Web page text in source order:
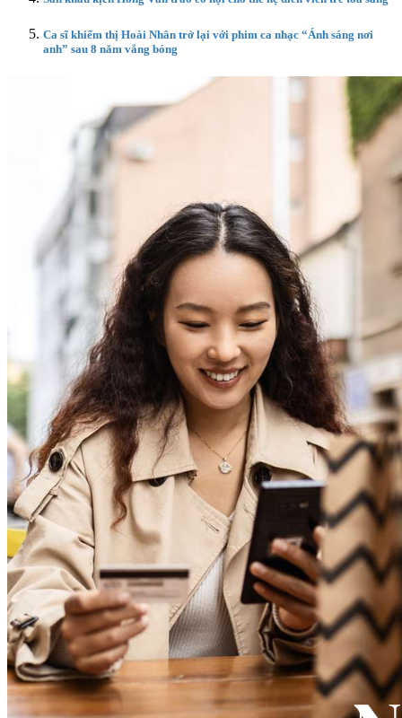
Ca sĩ khiếm thị Hoài Nhân trở lại với phim ca nhạc “Ánh sáng nơi
anh” sau 8 năm vắng bóng